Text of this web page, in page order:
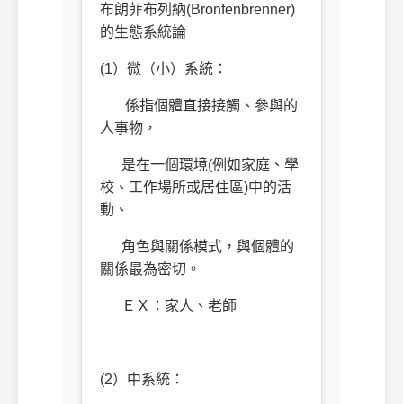
布朗菲布列納(Bronfenbrenner)
的生態系統論
(1）微（小）系統：
係指個體直接接觸、參與的
人事物，
是在一個環境(例如家庭、學
校、工作場所或居住區)中的活
動、
角色與關係模式，與個體的
關係最為密切。
ＥＸ：家人、老師
(2）中系統：